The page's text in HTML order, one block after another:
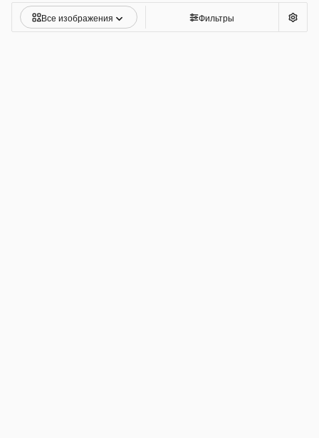
Все изображения Фильтры